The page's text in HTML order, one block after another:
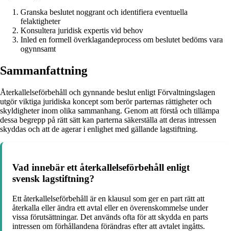
Granska beslutet noggrant och identifiera eventuella
felaktigheter
Konsultera juridisk expertis vid behov
Inled en formell överklagandeprocess om beslutet bedöms vara
ogynnsamt
Sammanfattning
Återkallelseförbehåll och gynnande beslut enligt Förvaltningslagen
utgör viktiga juridiska koncept som berör parternas rättigheter och
skyldigheter inom olika sammanhang. Genom att förstå och tillämpa
dessa begrepp på rätt sätt kan parterna säkerställa att deras intressen
skyddas och att de agerar i enlighet med gällande lagstiftning.
Vad innebär ett återkallelseförbehåll enligt
svensk lagstiftning?
Ett återkallelseförbehåll är en klausul som ger en part rätt att
återkalla eller ändra ett avtal eller en överenskommelse under
vissa förutsättningar. Det används ofta för att skydda en parts
intressen om förhållandena förändras efter att avtalet ingåtts.